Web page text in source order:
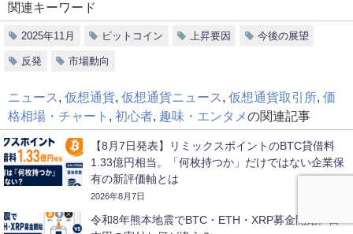
関連キーワード
2025年11月 ビットコイン 上昇要因 今後の展望
反発 市場動向
ニュース 仮想通貨 仮想通貨ニュース 仮想通貨取引所 価
格相場・チャート
初心者 趣味・エンタメの関連記事
【8月7日発表】リミックスポイントのBTC貸借料
1.33億円相当。「何枚持つか」だけではない企業保
有の新評価軸とは
2026年8月7日
令和8年熊本地震でBTC・ETH・XRP募金開始。日